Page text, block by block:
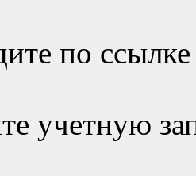
по ссылке
учетную